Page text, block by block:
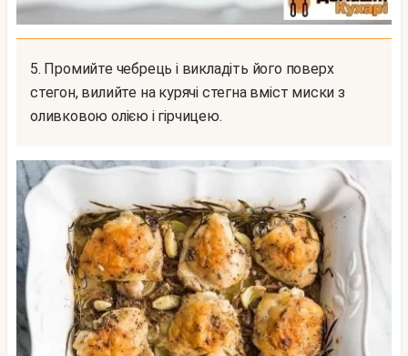
5. Промийте чебрець і викладіть його поверх
стегон, вилийте на курячі стегна вміст миски з
оливковою олією і гірчицею.